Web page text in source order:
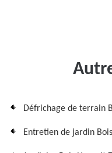
Défrichage de terrain
Entretien de jardin